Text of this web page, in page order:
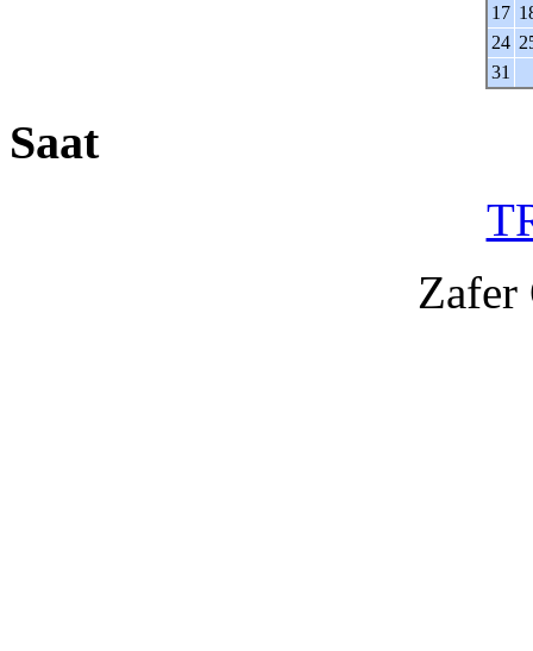
17
24
31
Saat
Zafer